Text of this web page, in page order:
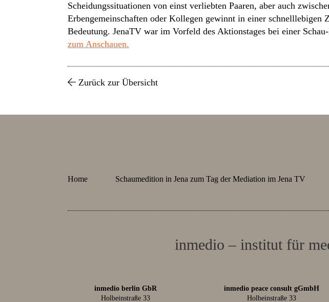
Scheidungssituationen von einst verliebten Paaren, aber auch
Erbengemeinschaften oder Kollegen gewinnt in einer schnelllebigen
Bedeutung. JenaTV war im Vorfeld des Aktionstages bei einer
zum Anschauen.
Zurück zur Übersicht
Home Schaumedition in Jena zum Tag der Mediation im Jena TV
inmedio – institut für
inmedio berlin GbR
Holbeinstraße 33
inmedio peace consult gGmbH
Holbeinstraße 33